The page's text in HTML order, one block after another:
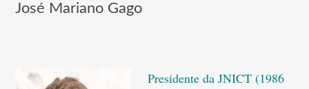
José Mariano Gago
Presidente da JNICT (1986